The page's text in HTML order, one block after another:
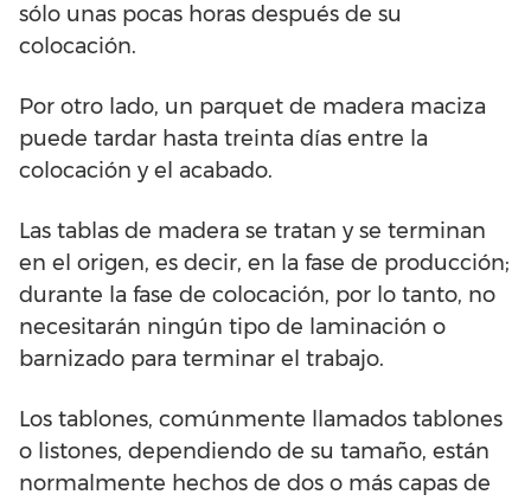
sólo unas pocas horas después de su
colocación.
Por otro lado, un parquet de madera maciza
puede tardar hasta treinta días entre la
colocación y el acabado.
Las tablas de madera se tratan y se terminan
en el origen, es decir, en la fase de producción;
durante la fase de colocación, por lo tanto, no
necesitarán ningún tipo de laminación o
barnizado para terminar el trabajo.
Los tablones, comúnmente llamados tablones
o listones, dependiendo de su tamaño, están
normalmente hechos de dos o más capas de